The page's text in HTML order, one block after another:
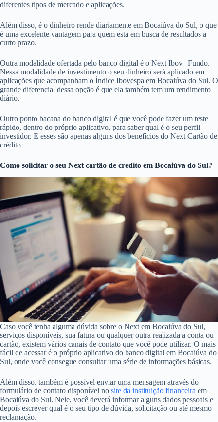
diferentes tipos de mercado e aplicações.
Além disso, é o dinheiro rende diariamente em Bocaiúva do Sul, o que
é uma excelente vantagem para quem está em busca de resultados a
curto prazo.
Outra modalidade ofertada pelo banco digital é o Next Ibov | Fundo.
Nessa modalidade de investimento o seu dinheiro será aplicado em
aplicações que acompanham o Índice Ibovespa em Bocaiúva do Sul. O
grande diferencial dessa opção é que ela também tem um rendimento
diário.
Outro ponto bacana do banco digital é que você pode fazer um teste
rápido, dentro do próprio aplicativo, para saber qual é o seu perfil
investidor. E esses são apenas alguns dos benefícios do Next Cartão de
crédito.
Como solicitar o seu Next cartão de crédito em Bocaiúva do Sul?
Caso você tenha alguma dúvida sobre o Next em Bocaiúva do Sul,
serviços disponíveis, sua fatura ou qualquer outra realizada a conta ou
cartão, existem vários canais de contato que você pode utilizar. O mais
fácil de acessar é o próprio aplicativo do banco digital em Bocaiúva do
Sul, onde você consegue consultar uma série de informações básicas.
Além disso, também é possível enviar uma mensagem através do
formulário de contato disponível no site da instituição financeira em
Bocaiúva do Sul. Nele, você deverá informar alguns dados pessoais e
depois escrever qual é o seu tipo de dúvida, solicitação ou até mesmo
reclamação.